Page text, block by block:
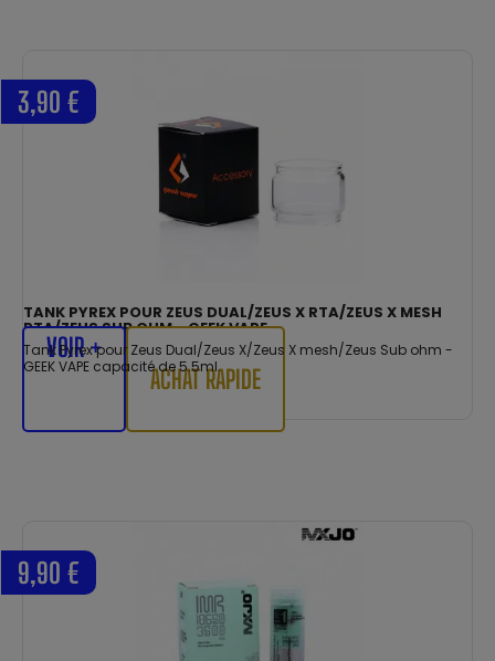
TANK PYREX POUR ZEUS DUAL/ZEUS X RTA/ZEUS X MESH
RTA/ZEUS SUB OHM - GEEK VAPE
Tank Pyrex pour Zeus Dual/Zeus X/Zeus X mesh/Zeus Sub ohm -
GEEK VAPE capacité de 5.5ml.
3,90 €
VOIR +
ACHAT RAPIDE
9,90 €